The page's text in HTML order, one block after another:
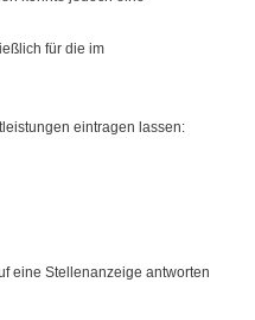
für die im
eintragen lassen:
eine Stellenanzeige antworten